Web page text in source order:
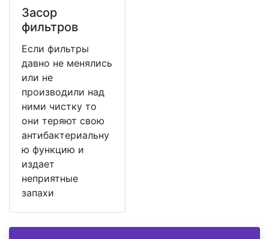
Засор
фильтров
Если фильтры
давно не менялись
или не
производили над
ними чистку то
они теряют свою
антибактериальну
ю функцию и
издает
неприятные
запахи